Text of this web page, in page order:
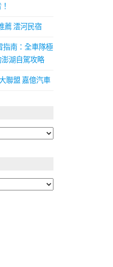
薦 澐河民宿
指南：全車隊極
湖自駕攻略
聯盟 嘉億汽車